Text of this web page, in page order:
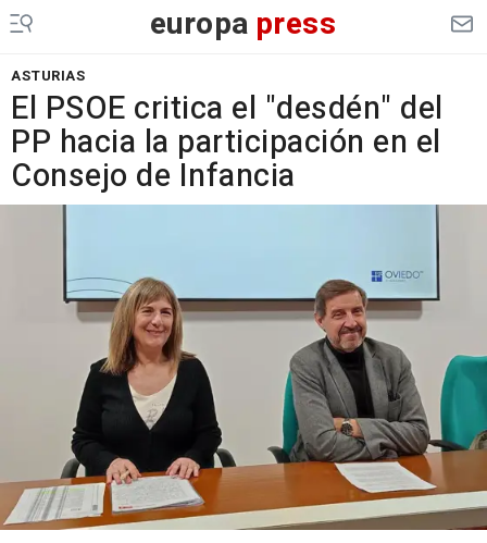
europa press
ASTURIAS
El PSOE critica el "desdén" del
PP hacia la participación en el
Consejo de Infancia